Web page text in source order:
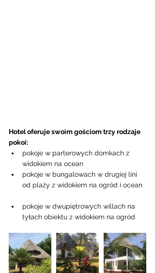
Hotel oferuje swoim gościom trzy rodzaje
pokoi:
pokoje w parterowych domkach z
widokiem na ocean
pokoje w bungalowach w drugiej lini
od plaży z widokiem na ogród i ocean
pokoje w dwupiętrowych willach na
tyłach obiektu z widokiem na ogród